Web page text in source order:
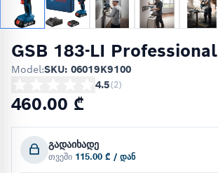
GSB 183-LI Professional
Model:SKU: 06019K9100
4.5(2)
460.00 ₾
გადაიხადე
თვეში 115.00 ₾ / დან